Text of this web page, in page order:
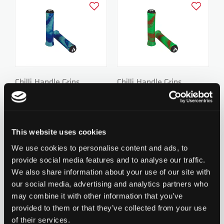
This website uses cookies
We use cookies to personalise content and ads, to
provide social media features and to analyse our traffic.
We also share information about your use of our site with
our social media, advertising and analytics partners who
may combine it with other information that you’ve
provided to them or that they’ve collected from your use
of their services.
Chilli Handle Grips
Standard 2.0 - 140mm -
24.90 CHF
Ajouter à la liste d'achats
Chilli Handle Grips
Standard 2.0 - 140mm -
Ajouter à
Ajouter à la liste d'achats Ajouter à